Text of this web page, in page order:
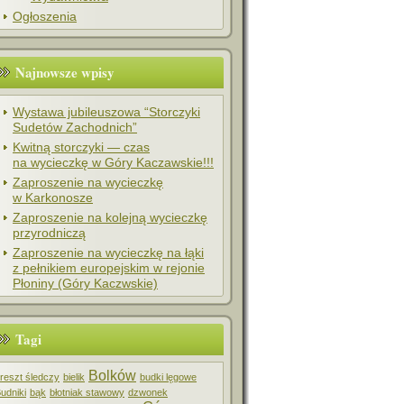
Ogłoszenia
Najnowsze wpisy
Wystawa jubileuszowa “Storczyki
Sudetów Zachodnich”
Kwitną storczyki — czas
na wycieczkę w Góry Kaczawskie!!!
Zaproszenie na wycieczkę
w Karkonosze
Zaproszenie na kolejną wycieczkę
przyrodniczą
Zaproszenie na wycieczkę na łąki
z pełnikiem europejskim w rejonie
Płoniny (Góry Kaczwskie)
Tagi
śledczy bielik Bolków budki lęgowe
bąk błotniak stawowy dzwonek